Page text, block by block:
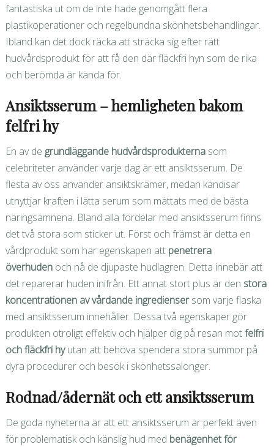
fantastiska ut om de inte hade genomgått flera
plastikoperationer och regelbundna skönhetsbehandlingar.
Ibland kan det dock räcka att sträcka sig efter rätt
hudvårdsprodukt för att få den där fläckfri hyn som de rika
och berömda är kända för.
Ansiktsserum – hemligheten bakom
felfri hy
En av de grundläggande hudvårdsprodukterna som
celebriteter använder varje dag är ett ansiktsserum. De
flesta av oss använder ansiktskrämer, medan kändisar
utnyttjar kraften i lätta serum som mättats med de bästa
näringsämnena. Bland alla fördelar med ansiktsserum finns
det två stora som sticker ut. Först och främst är detta en
vårdprodukt som har egenskapen att penetrera
överhuden och nå de djupaste hudlagren. Detta innebär att
det reparerar huden inifrån. Ett annat stort plus är den stora
koncentrationen av vårdande ingrediensersom varje flaska
med ansiktsserum innehåller. Dessa två egenskaper gör
produkten otroligt effektiv och hjälper dig på resan motfelfri
och fläckfri hyutan att behöva spendera stora summor på
dyra procedurer och besök i skönhetssalonger.
Rodnad/ådernät och ett ansiktsserum
De goda nyheterna är att ett ansiktsserum är perfekt även
för problematisk och känslig hud med benägenhet för